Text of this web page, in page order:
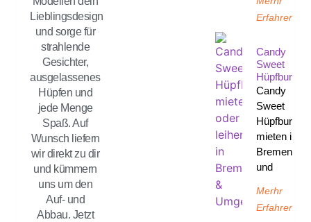
Lieblingsdesign
und sorge für
strahlende
Gesichter,
ausgelassenes
Hüpfen und
jede Menge
Spaß. Auf
Wunsch liefern
wir direkt zu dir
und kümmern
uns um den
Auf- und
Abbau. Jetzt
Erfahren
Candy
Sweet
Hüpfburg
Candy
Sweet
Hüpfburg
mieten in
Bremen
und
Merhr
Erfahren